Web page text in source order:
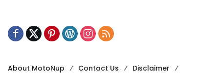
About MotoNup Contact Us
Disclaimer